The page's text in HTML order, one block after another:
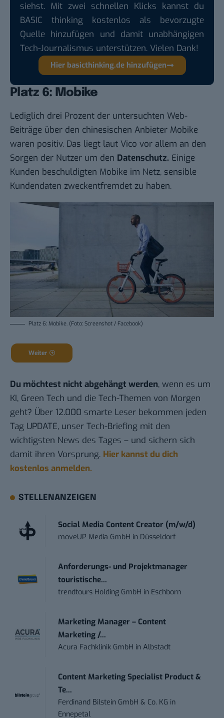
siehst. Mit zwei schnellen Klicks kannst du
BASIC thinking kostenlos als bevorzugte
Quelle hinzufügen und damit unabhängigen
Tech-Journalismus unterstützen. Vielen Dank!
Hier basicthinking.de hinzufügen
Platz 6: Mobike
Lediglich drei Prozent der untersuchten Web-
Beiträge über den chinesischen Anbieter Mobike
waren positiv. Das liegt laut Vico vor allem an den
Sorgen der Nutzer um den Datenschutz. Einige
Kunden beschuldigten Mobike im Netz, sensible
Kundendaten zweckentfremdet zu haben.
Platz 6: Mobike. (Foto: Screenshot / Facebook)
Weiter
Du möchtest nicht abgehängt werden, wenn es um
KI, Green Tech und die Tech-Themen von Morgen
geht? Über 12.000 smarte Leser bekommen jeden
Tag UPDATE, unser Tech-Briefing mit den
wichtigsten News des Tages – und sichern sich
damit ihren Vorsprung. Hier kannst du dich
kostenlos anmelden.
STELLENANZEIGEN
Social Media Content Creator (m/w/d)
moveUP Media GmbH in Düsseldorf
Anforderungs- und Projektmanager
touristische...
trendtours Holding GmbH in Eschborn
Marketing Manager – Content
Marketing /...
Acura Fachklinik GmbH inAlbstadt
Content Marketing Specialist Product &
Te...
Ferdinand Bilstein GmbH & Co. KG in
Ennepetal